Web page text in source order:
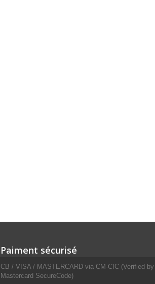
Paiment sécurisé
CB / VISA / MASTERCARD via CM-CIC (Verified
Mastercard SecureCode)